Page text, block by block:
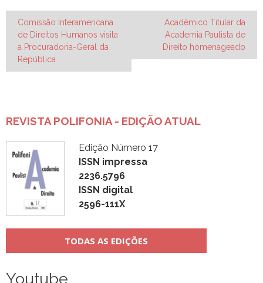
Navegação
de
Post
Comissão Interamericana
de Direitos Humanos visita
a Procuradoria-Geral da
República
Acadêmico Titular da
Academia Paulista de
Direito homenageado
REVISTA POLIFONIA - EDIÇÃO ATUAL
Edição Número 17
ISSN impressa
2236.5796
ISSN digital
2596-111X
TODAS AS EDIÇÕES
Youtube